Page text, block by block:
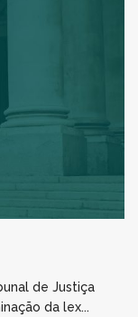
de Justiça
da lex...